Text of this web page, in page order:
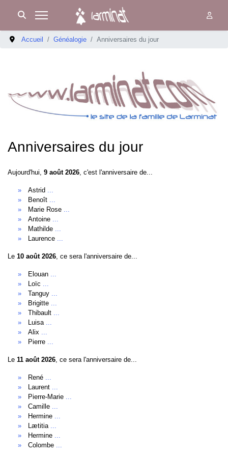
Accueil Généalogie Anniversaires du jour
Anniversaires du jour
Aujourd'hui, 9 août 2026, c'est l'anniversaire de...
Astrid ...
Benoît ...
Marie Rose ...
Antoine ...
Mathilde ...
Laurence ...
Le 10 août 2026, ce sera l'anniversaire de...
Elouan ...
Loïc ...
Tanguy ...
Brigitte ...
Thibault ...
Luisa ...
Alix ...
Pierre ...
Le 11 août 2026, ce sera l'anniversaire de...
René ...
Laurent ...
Pierre-Marie ...
Camille ...
Hermine ...
Lætitia ...
Hermine ...
Colombe ...